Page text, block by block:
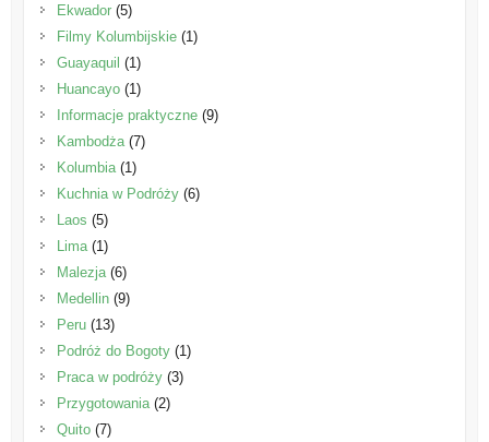
Ekwador(5)
Filmy Kolumbijskie(1)
Guayaquil (1)
Huancayo(1)
Informacje praktyczne(9)
Kambodża(7)
Kolumbia(1)
Kuchnia w Podróży(6)
Laos (5)
Lima(1)
Malezja(6)
Medellin(9)
Peru(13)
Podróż do Bogoty(1)
Praca w podróży(3)
Przygotowania(2)
Quito(7)